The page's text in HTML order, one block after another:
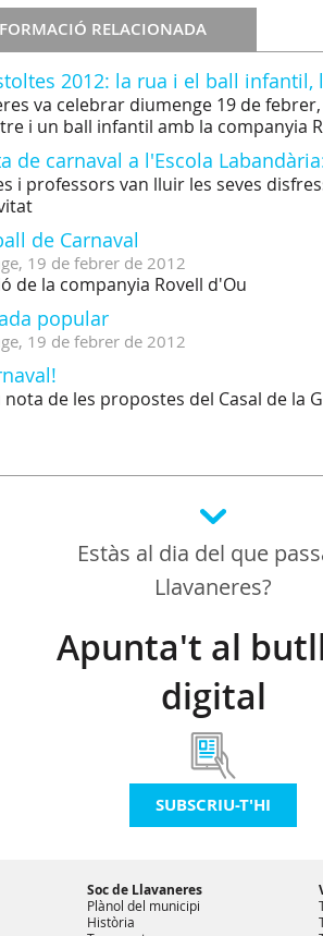
RELACIONADA
2012: la rua i el ball infantil,
va celebrar diumenge 19 de
i un ball infantil amb la companyia
de carnaval a l'Escola
i professors van lluir les seves
de Carnaval
19 de febrer de 2012
de la companyia Rovell d'Ou
popular
19 de febrer de 2012
nota de les propostes del Casal de la
Estàs al dia del que
Llavaneres?
Apunta't al
digital
SUBSCRIU-T'HI
Soc de Llavaneres
Plànol del municipi
Història